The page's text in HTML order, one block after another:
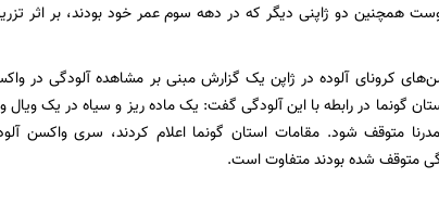
همچنین دو ژاپنی دیگر که در دهه سوم عمر خود بودند، بر اثر
کرونای آلوده در ژاپن یک گزارش مبنی بر مشاهده آلودگی در
متوقف شود. مقامات استان گونما اعلام کردند، سری واکسن
متوقف شده بودند متفاوت است.